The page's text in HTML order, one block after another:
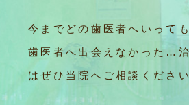
今までどの歯医者へいって
歯医者へ出会えなかった…
はぜひ当院へご相談ください